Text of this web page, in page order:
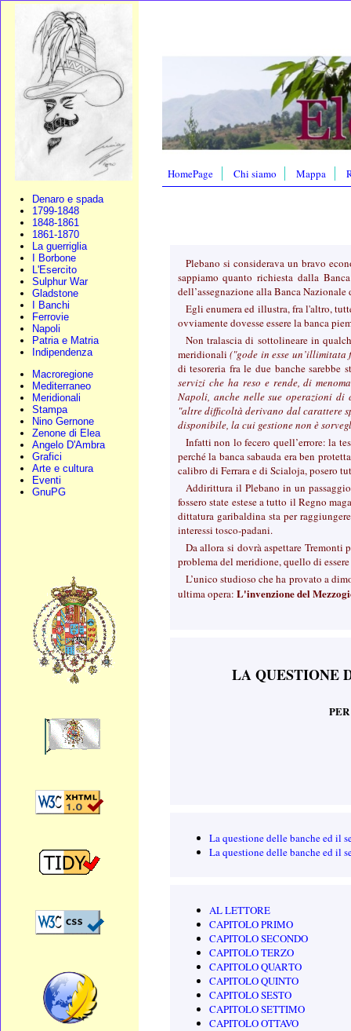
Denaro e spada
1799-1848
1848-1861
1861-1870
La guerriglia
I Borbone
L'Esercito
Sulphur War
Gladstone
I Banchi
Ferrovie
Napoli
Patria e Matria
Indipendenza
Macroregione
Mediterraneo
Meridionali
Stampa
Nino Gernone
Zenone di Elea
Angelo D'Ambra
Grafici
Arte e cultura
Eventi
GnuPG
HomePage Chi siamo Mappa
Plebano si considerava un bravo
sappiamo quanto richiesta dalla
dell’assegnazione alla Banca
Egli enumera ed illustra, fra l'altro,
ovviamente dovesse essere la banca
Non tralascia di sottolineare in
meridionali("gode in esse un’illimitata
di tesoreria fra le due banche sarebbe
servizi che ha reso e rende, di
Napoli, anche nelle sue operazioni
"altre difficoltà derivano dal carattere
disponibile, la cui gestione non è
Infatti non lo fecero quell’errore: la
perché la banca sabauda era ben
calibro di Ferrara e di Scialoja, posero
Addirittura il Plebano in un
fossero state estese a tutto il Regno
dittatura garibaldina sta per
interessi tosco-padani.
Da allora si dovrà aspettare Tremonti
problema del meridione, quello di
L’unico studioso che ha provato a
ultima opera: L'invenzione del
LA QUESTIONE
La questione delle banche ed il
La questione delle banche ed il
AL LETTORE
CAPITOLO PRIMO
CAPITOLO SECONDO
CAPITOLO TERZO
CAPITOLO QUARTO
CAPITOLO QUINTO
CAPITOLO SESTO
CAPITOLO SETTIMO
CAPITOLO OTTAVO